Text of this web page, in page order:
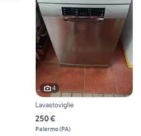
4
Lavastoviglie
250 €
Palermo(PA)